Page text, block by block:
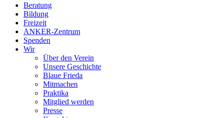
Beratung
Bildung
Freizeit
ANKER-Zentrum
Spenden
Wir
Über den Verein
Unsere Geschichte
Blaue Frieda
Mitmachen
Praktika
Mitglied werden
Presse